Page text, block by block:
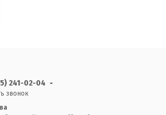
241-02-04
звонок